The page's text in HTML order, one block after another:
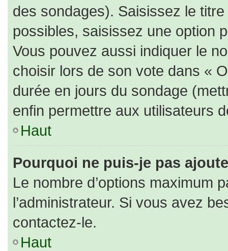
des sondages). Saisissez le
possibles, saisissez une option
Vous pouvez aussi indiquer le
choisir lors de son vote dans «
durée en jours du sondage
enfin permettre aux utilisateurs
Haut
Pourquoi ne puis-je pas
Le nombre d’options maximum
l’administrateur. Si vous avez
contactez-le.
Haut